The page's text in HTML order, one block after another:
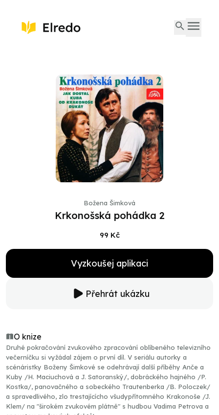
Božena Šimková
Krkonošská pohádka 2
99 Kč
Vyzkoušej aplikaci
Přehrát ukázku
O knize
Druhé pokračování zvukového zpracování oblíbeného televizního
večerníčku si vyžádal zájem o první díl. V seriálu autorky a
scénáristky Boženy Šimkové se odehrávají další příběhy Anče a
Kuby /H. Maciuchová a J. Satoranský/, dobráckého hajného /P.
Kostka/, panovačného a sobeckého Trautenberka /B. Poloczek/
a spravedlivého, zlo trestajícícho všudypřítomného Krakonoše /J.
Klem/ na "širokém zvukovém plátně" s hudbou Vadima Petrova a